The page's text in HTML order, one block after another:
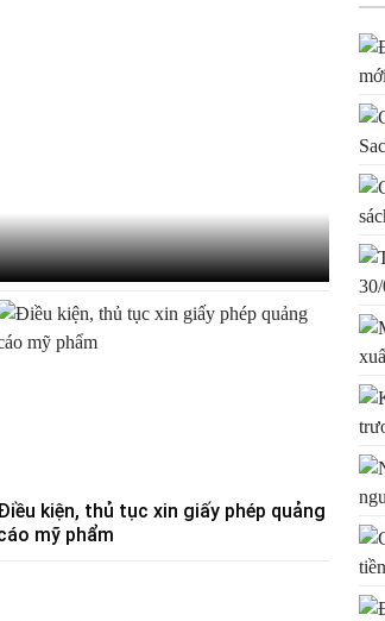
kiện, thủ tục xin giấy phép quảng
mỹ phẩm